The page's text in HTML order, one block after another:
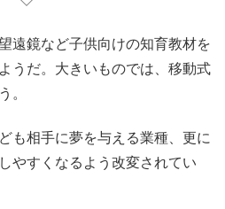
遠鏡など子供向けの知育教材を
うだ。大きいものでは、移動式
。
も相手に夢を与える業種、更に
やすくなるよう改変されてい